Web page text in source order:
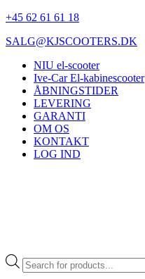
+45 62 61 61 18
SALG@KJSCOOTERS.DK
NIU el-scooter
Ive-Car El-kabinescooter
ÅBNINGSTIDER
LEVERING
GARANTI
OM OS
KONTAKT
LOG IND
Products
search